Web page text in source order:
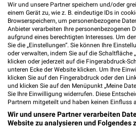
EP:Brodhag Gaildorf
Bahnhofstr. 14-16
74405 Gaildorf
Heute 08:30 - 18:00
467,38 km • Angebote:
HEM expert Satteldorf
Industriestraße 11-13
Wir und unsere Partner speichern und/oder
einem Gerät zu, wie z. B. eindeutige IDs in
Browserspeichern, um personenbezogene
Anbieter verarbeiten Ihre personenbezogenen
aufgrund eines berechtigten Interesses. Um
Sie die „Einstellungen“. Sie können Ihre
oder verwalten, indem Sie auf die Schaltfläche
klicken oder jederzeit auf die Fingerabdruck-
unteren Ecke der Website klicken. Um Ihre
klicken Sie auf den Fingerabdruck oder den
und klicken Sie auf den Menüpunkt „Meine
Sie Ihre Einwilligung widerrufen. Diese
Partnern mitgeteilt und haben keinen Einfluss
Wir und unsere Partner verarbeiten
Website zu analysieren und Folgendes